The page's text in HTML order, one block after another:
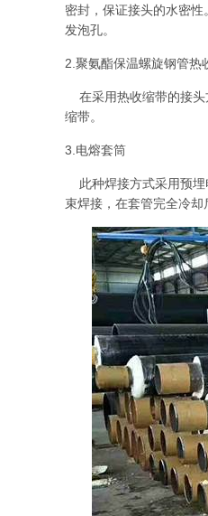
密封，保证接头的水密
发泡孔。
2.聚氨酯保温螺旋钢管热
在采用热收缩带的接头
缩带。
3.电熔套筒
此种焊接方式采用预埋
束焊接，在套管完全冷却